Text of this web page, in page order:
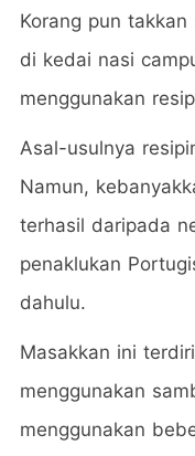
Korang pun
di kedai nasi
menggunakan
Asal-usulnya
Namun,
terhasil daripada
penaklukan
dahulu.
Masakkan ini
menggunakan
menggunakan